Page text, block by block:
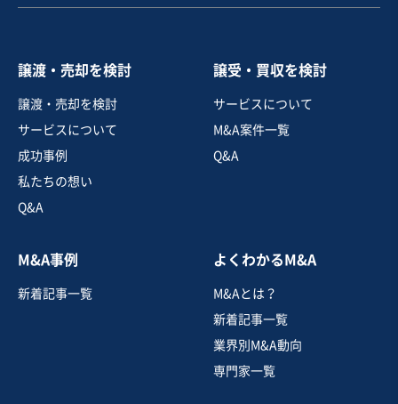
譲渡・売却を検討
譲渡・売却を検討
サービスについて
成功事例
私たちの想い
Q&A
譲受・買収を検討
サービスについて
M&A案件一覧
Q&A
M&A事例
新着記事一覧
よくわかるM&A
M&Aとは？
新着記事一覧
業界別M&A動向
専門家一覧